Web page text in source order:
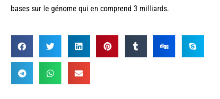
bases sur le génome qui en comprend 3 milliards.